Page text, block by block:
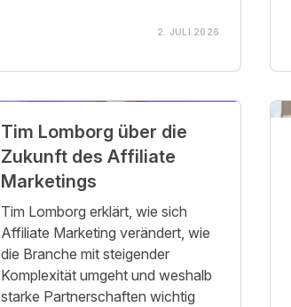
2. JULI 2026
Tim Lomborg über die
Zukunft des Affiliate
Marketings
Tim Lomborg erklärt, wie sich
Affiliate Marketing verändert, wie
die Branche mit steigender
Komplexität umgeht und weshalb
starke Partnerschaften wichtig